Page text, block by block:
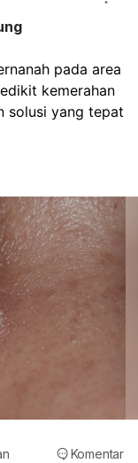
pada area
kemerahan
solusi yang tepat
Komentar